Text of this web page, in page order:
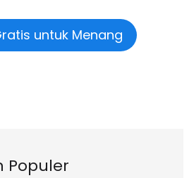
untuk Menang
Populer